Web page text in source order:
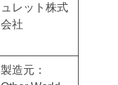
ュレット株式
会社
製造元：